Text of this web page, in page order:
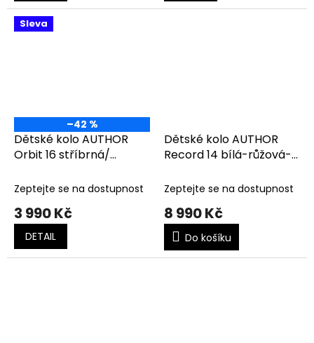
Sleva
–42 %
Dětské kolo AUTHOR
Orbit 16 stříbrná/
Zeptejte se na dostupnost
3 990 Kč
DETAIL
Dětské kolo AUTHOR
Record 14 bílá-růžová-
Zeptejte se na dostupnost
8 990 Kč
Do košíku